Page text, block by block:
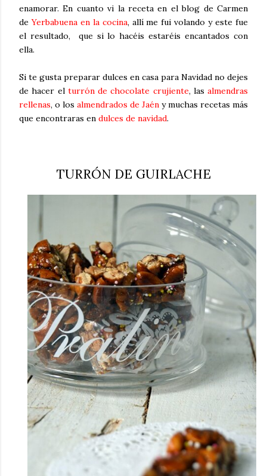
enamorar. En cuanto vi la receta en el blog de Carmen
deYerbabuena en la cocina, allí me fui volando y este fue
el resultado, que si lo hacéis estaréis encantados con
ella.
Si te gusta preparar dulces en casa para Navidad no dejes
de hacer el turrón de chocolate crujiente, las almendras
rellenas, o los almendrados de Jaén y muchas recetas más
que encontraras en dulces de navidad.
TURRÓN DE GUIRLACHE